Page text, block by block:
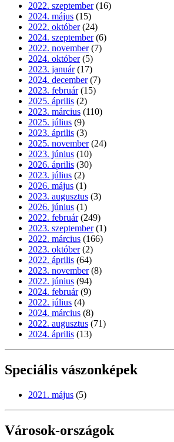
2022. szeptember (16)
2024. május (15)
2022. október (24)
2024. szeptember (6)
2022. november (7)
2024. október (5)
2023. január (17)
2024. december (7)
2023. február (15)
2025. április (2)
2023. március (110)
2025. július (9)
2023. április (3)
2025. november (24)
2023. június (10)
2026. április (30)
2023. július (2)
2026. május (1)
2023. augusztus (3)
2026. június (1)
2022. február (249)
2023. szeptember (1)
2022. március (166)
2023. október (2)
2022. április (64)
2023. november (8)
2022. június (94)
2024. február (9)
2022. július (4)
2024. március (8)
2022. augusztus (71)
2024. április (13)
Speciális vászonképek
2021. május (5)
Városok-országok